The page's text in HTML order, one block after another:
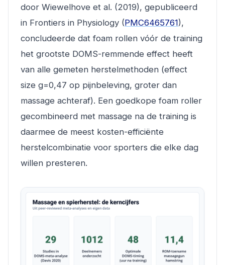
door Wiewelhove et al. (2019), gepubliceerd
in Frontiers in Physiology (PMC6465761),
concludeerde dat foam rollen vóór de training
het grootste DOMS-remmende effect heeft
van alle gemeten herstelmethoden (effect
size g=0,47 op pijnbeleving, groter dan
massage achteraf). Een goedkope foam roller
gecombineerd met massage na de training is
daarmee de meest kosten-efficiënte
herstelcombinatie voor sporters die elke dag
willen presteren.